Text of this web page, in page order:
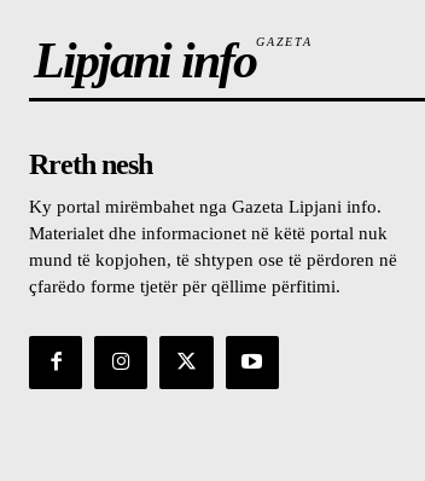
Lipjani infoGAZETA
Rreth nesh
Ky portal mirëmbahet nga Gazeta Lipjani info.
Materialet dhe informacionet në këtë portal nuk
mund të kopjohen, të shtypen ose të përdoren në
çfarëdo forme tjetër për qëllime përfitimi.